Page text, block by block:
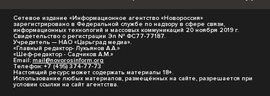
Сетевое издание «Информационное агентство «Новороссия»
зарегистрировано в Федеральной службе по надзору в сфере связи,
информационных технологий и массовых коммуникаций 20 ноября 2019 г.
Свидетельство о регистрации Эл № ФС77-77187.
Учредитель — НАО «Царьград медиа».
«Главный редактор- Лукьянов А.А.»
«Шеф-редактор - Садчиков А.М.»
Email: mail@novorosinform.org
Телефон: +7 (495) 374-77-73
Настоящий ресурс может содержать материалы 18+.
Использование любых материалов, размещённых на сайте, разрешается при
условии ссылки на сайт агентства.